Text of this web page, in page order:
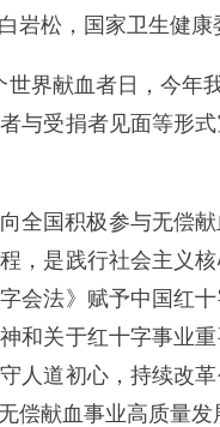
岩松 ， 国家卫生健
世界献血者日，今
与受捐者见面等形
全国积极参与无偿
，是践行社会主义
会法》赋予中国红
和关于红十字事业
人道初心，持续改
偿献血事业高质量